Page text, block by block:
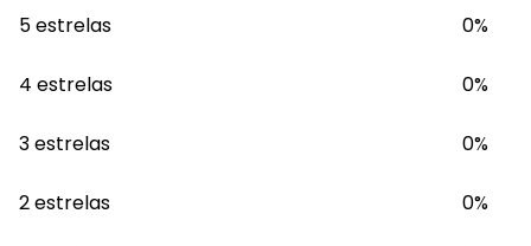
5 estrelas
0%
4 estrelas 0%
3 estrelas 0%
2 estrelas 0%